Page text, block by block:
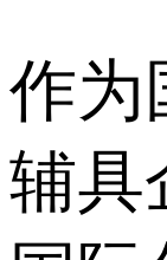
作为
辅具